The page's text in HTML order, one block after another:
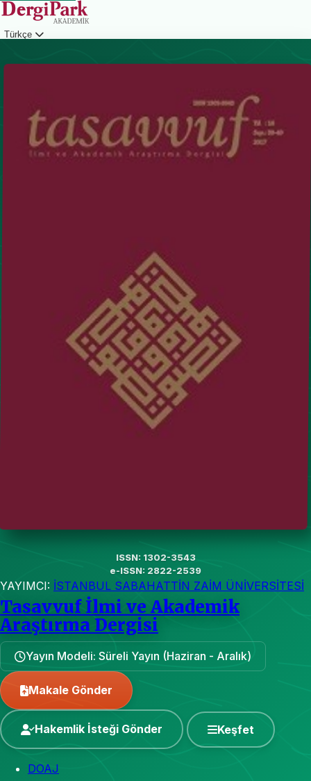
Türkçe
ISSN: 1302-3543
e-ISSN: 2822-2539
YAYIMCI: İSTANBUL SABAHATTİN ZAİM ÜNİVERSİTESİ
Tasavvuf İlmi ve Akademik
Araştırma Dergisi
Yayın Modeli: Süreli Yayın (Haziran - Aralık)
Makale Gönder
Hakemlik İsteği Gönder Keşfet
DOAJ